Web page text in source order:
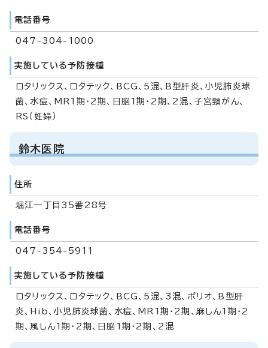
電話番号
047-304-1000
実施している予防接種
ロタリックス、ロタテック、BCG、5混、B型肝炎、小児肺炎球
菌、水痘、MR1期・2期、日脳1期・2期、2混、子宮頸がん、
RS（妊婦）
鈴木医院
住所
堀江一丁目35番28号
電話番号
047-354-5911
実施している予防接種
ロタリックス、ロタテック、BCG、5混、3混、ポリオ、B型肝
炎、Hib、小児肺炎球菌、水痘、MR1期・2期、麻しん1期・2
期、風しん1期・2期、日脳1期・2期、2混